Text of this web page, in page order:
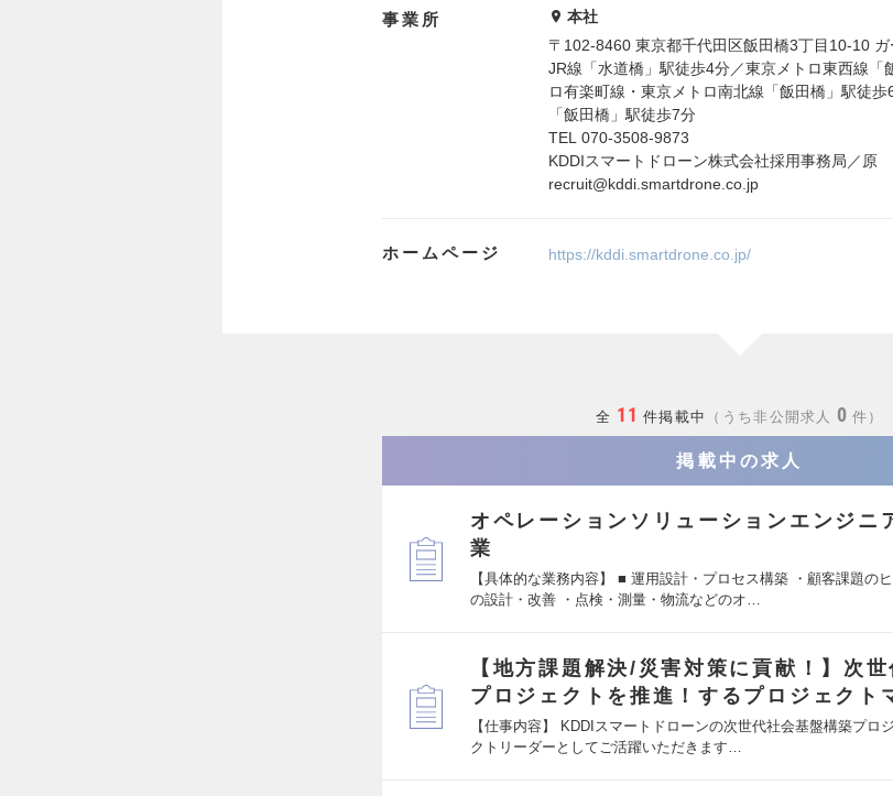
事業所
本社
〒102-8460 東京都千代田区飯田橋3丁目10-10
JR線「水道橋」駅徒歩4分／東京メトロ東西線「
ロ有楽町線・東京メトロ南北線「飯田橋」駅徒
「飯田橋」駅徒歩7分
TEL 070-3508-9873
KDDIスマートドローン株式会社採用事務局／原
recruit@kddi.smartdrone.co.jp
ホームページ https://kddi.smartdrone.co.jp/
全 11 件掲載中 うち非公開求人 0 件
掲載中の求人
オペレーションソリューションエンジニ
業
【具体的な業務内容】 ■ 運用設計・プロセス構築 ・顧客課題の
の設計・改善 ・点検・測量・物流などのオ…
【地方課題解決/災害対策に貢献！】次
プロジェクトを推進！するプロジェクト
【仕事内容】 KDDIスマートドローンの次世代社会基盤構築プロ
クトリーダーとしてご活躍いただきます…